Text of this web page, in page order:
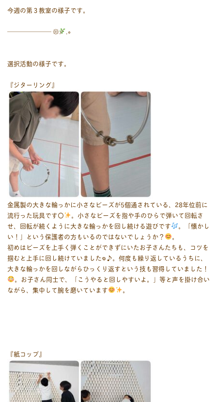
今週の第３教室の様子です。
――――――― 𑁍 .∘
選択活動の様子です。
『ジターリング』
金属製の大きな輪っかに小さなビーズが5個通されている、28年位前に
流行った玩具です〇
。小さなビーズを指や手のひらで弾いて回転さ
せ、回転が続くように大きな輪っかを回し続ける遊びです
。「懐かし
い！」という保護者の方もいるのではないでしょうか？
。
初めはビーズを上手く弾くことができずにいたお子さんたちも、コツを
掴むと上手に回し続けていました‎𖦹‎♪。何度も繰り返しているうちに、
大きな輪っかを回しながらひっくり返すという技も習得していました！
。お子さん同士で、「こうやると回しやすいよ。」等と声を掛け合い
ながら、集中して腕を磨いています
。
『紙コップ』